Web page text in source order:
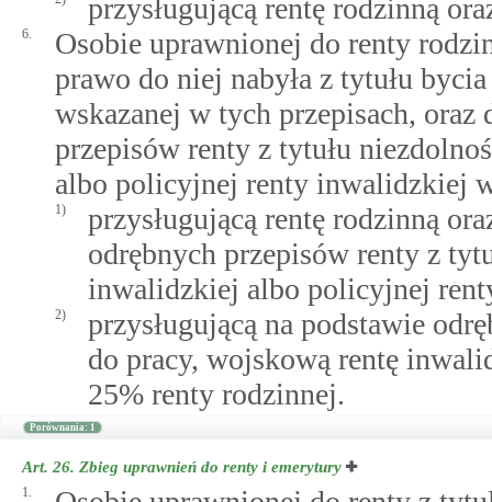
przysługującą rentę rodzinną
6.
Osobie uprawnionej do renty
prawo do niej nabyła z tytułu
wskazanej w tych przepisach, oraz
przepisów renty z tytułu
albo policyjnej renty inwalidzkiej
1)
przysługującą rentę rodzinną
odrębnych przepisów renty z
inwalidzkiej albo policyjnej
2)
przysługującą na podstawie
do pracy, wojskową rentę
25% renty rodzinnej.
Porównania: 1
Art. 26. Zbieg uprawnień do renty i emerytury
1.